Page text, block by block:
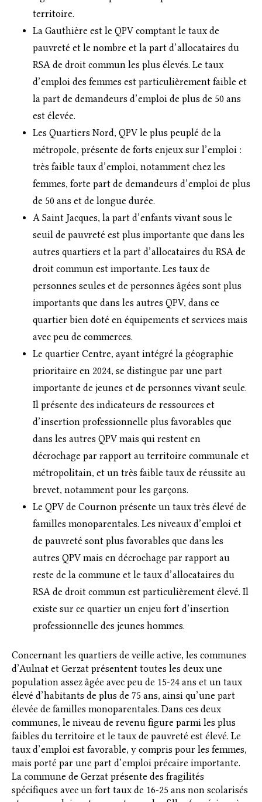
territoire.
La Gauthière est le QPV comptant le taux de
pauvreté et le nombre et la part d’allocataires du
RSA de droit commun les plus élevés. Le taux
d’emploi des femmes est particulièrement faible et
la part de demandeurs d’emploi de plus de 50 ans
est élevée.
Les Quartiers Nord, QPV le plus peuplé de la
métropole, présente de forts enjeux sur l’emploi :
très faible taux d’emploi, notamment chez les
femmes, forte part de demandeurs d’emploi de plus
de 50 ans et de longue durée.
A Saint Jacques, la part d’enfants vivant sous le
seuil de pauvreté est plus importante que dans les
autres quartiers et la part d’allocataires du RSA de
droit commun est importante. Les taux de
personnes seules et de personnes âgées sont plus
importants que dans les autres QPV, dans ce
quartier bien doté en équipements et services mais
avec peu de commerces.
Le quartier Centre, ayant intégré la géographie
prioritaire en 2024, se distingue par une part
importante de jeunes et de personnes vivant seule.
Il présente des indicateurs de ressources et
d’insertion professionnelle plus favorables que
dans les autres QPV mais qui restent en
décrochage par rapport au territoire communale et
métropolitain, et un très faible taux de réussite au
brevet, notamment pour les garçons.
Le QPV de Cournon présente un taux très élevé de
familles monoparentales. Les niveaux d’emploi et
de pauvreté sont plus favorables que dans les
autres QPV mais en décrochage par rapport au
reste de la commune et le taux d’allocataires du
RSA de droit commun est particulièrement élevé. Il
existe sur ce quartier un enjeu fort d’insertion
professionnelle des jeunes hommes.
Concernant les quartiers de veille active, les communes
d’Aulnat et Gerzat présentent toutes les deux une
population assez âgée avec peu de 15-24 ans et un taux
élevé d’habitants de plus de 75 ans, ainsi qu’une part
élevée de familles monoparentales. Dans ces deux
communes, le niveau de revenu figure parmi les plus
faibles du territoire et le taux de pauvreté est élevé. Le
taux d’emploi est favorable, y compris pour les femmes,
mais porté par une part d’emploi précaire importante.
La commune de Gerzat présente des fragilités
spécifiques avec un fort taux de 16-25 ans non scolarisés